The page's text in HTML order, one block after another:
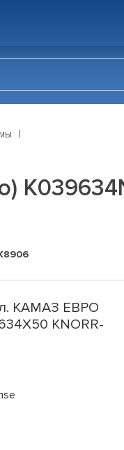
КАМАЗ ЕВРО
KNORR-